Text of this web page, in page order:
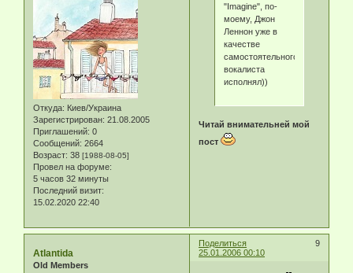
Откуда: Киев/Украина
Зарегистрирован: 21.08.2005
Приглашений: 0
Сообщений: 2664
Возраст: 38 [1988-08-05]
Провел на форуме:
5 часов 32 минуты
Последний визит:
15.02.2020 22:40
"Imagine", по-
моему, Джон
Леннон уже в
качестве
самостоятельного
вокалиста
исполнял))
Читай внимательней мой
пост
Поделиться
9
25.01.2006 00:10
Atlantida
Old Members